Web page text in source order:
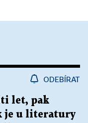
ODEBÍRAT
let, pak
je u literatury